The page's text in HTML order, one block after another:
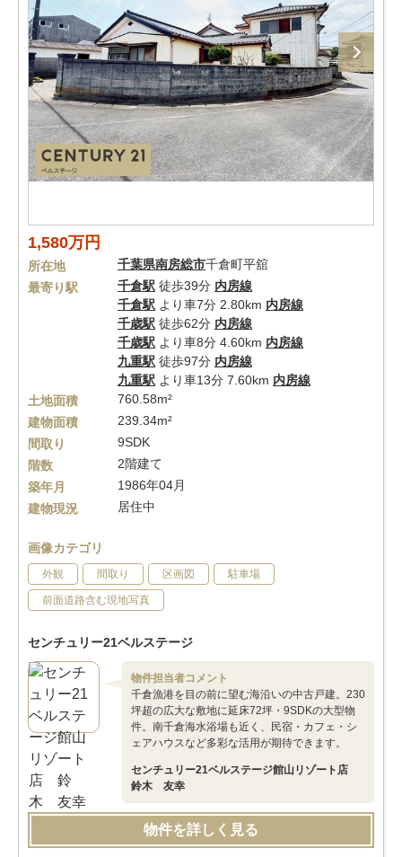
1,580万円
所在地 千葉県南房総市千倉町平舘
最寄り駅
千倉駅 徒歩39分 内房線
千倉駅 より車7分 2.80km 内房線
千歳駅 徒歩62分 内房線
千歳駅 より車8分 4.60km 内房線
九重駅 徒歩97分 内房線
九重駅 より車13分 7.60km 内房線
土地面積
760.58m²
建物面積
239.34m²
間取り
9SDK
階数
2階建て
築年月
1986年04月
建物現況
居住中
画像カテゴリ
外観 間取り 区画図 駐車場
前面道路含む現地写真
センチュリー21ベルステージ
物件担当者コメント
千倉漁港を目の前に望む海沿いの中古戸建。230
坪超の広大な敷地に延床72坪・9SDKの大型物
件。南千倉海水浴場も近く、民宿・カフェ・シ
ェアハウスなど多彩な活用が期待できます。
センチュリー21ベルステージ館山リゾート店
鈴木 友幸
物件を詳しく見る